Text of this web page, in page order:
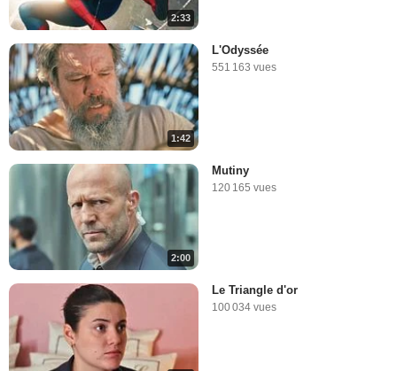
2:33
1:42
L'Odyssée
551 163 vues
2:00
Mutiny
120 165 vues
Le Triangle d'or
100 034 vues